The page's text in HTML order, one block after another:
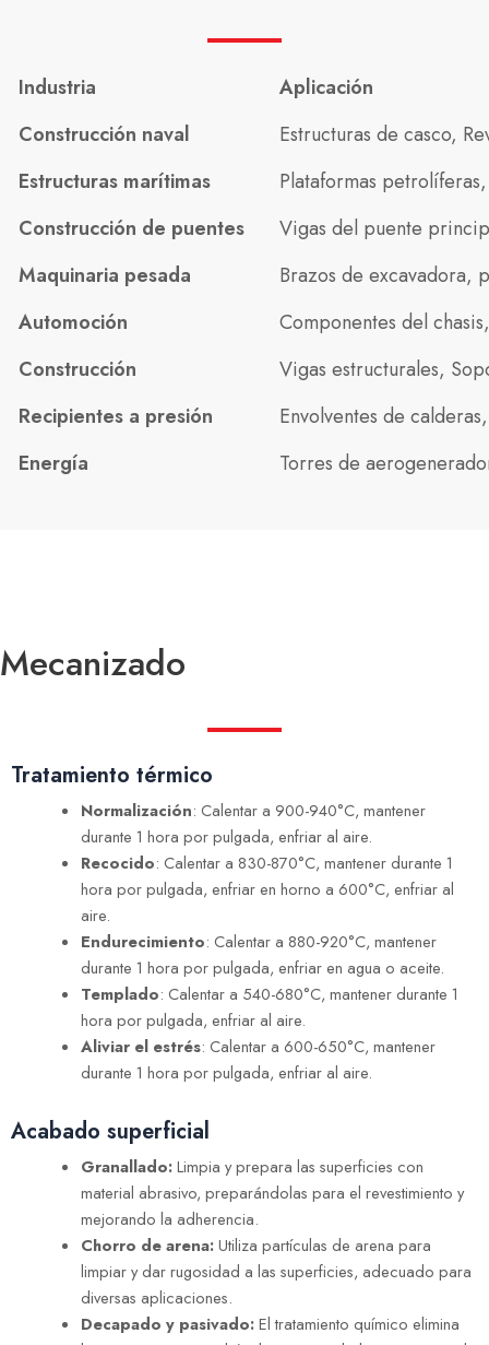
Industria
Aplicación
Construcción naval
Estructuras de casco,
Estructuras marítimas
Plataformas
Construcción de puentes
Vigas del puente
Maquinaria pesada
Brazos de excavadora,
Automoción
Componentes del
Construcción
Vigas estructurales,
Recipientes a presión
Envolventes de
Energía
Torres de
Mecanizado
Tratamiento térmico
Normalización: Calentar a 900-940°C, mantener
durante 1 hora por pulgada, enfriar al aire.
Recocido: Calentar a 830-870°C, mantener durante 1
hora por pulgada, enfriar en horno a 600°C, enfriar al
aire.
Endurecimiento: Calentar a 880-920°C, mantener
durante 1 hora por pulgada, enfriar en agua o aceite.
Templado: Calentar a 540-680°C, mantener durante 1
hora por pulgada, enfriar al aire.
Aliviar el estrés: Calentar a 600-650°C, mantener
durante 1 hora por pulgada, enfriar al aire.
Acabado superficial
Granallado:Limpia y prepara las superficies con
material abrasivo, preparándolas para el revestimiento y
mejorando la adherencia.
Chorro de arena:Utiliza partículas de arena para
limpiar y dar rugosidad a las superficies, adecuado para
diversas aplicaciones.
Decapado y pasivado:El tratamiento químico elimina